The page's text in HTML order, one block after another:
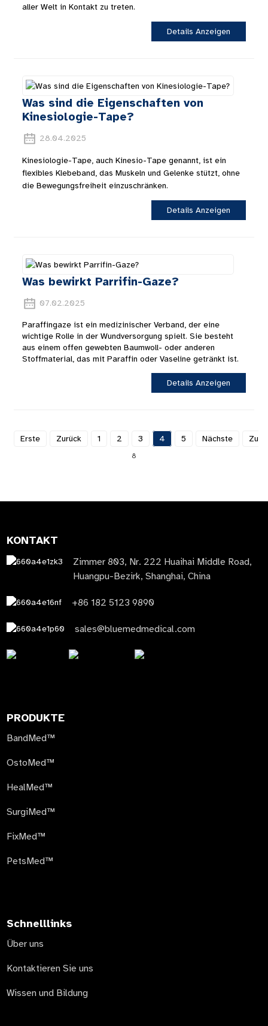
aller Welt in Kontakt zu treten.
Details Anzeigen
Was sind die Eigenschaften von
Kinesiologie-Tape?
28.04.2025
Kinesiologie-Tape, auch Kinesio-Tape genannt, ist ein
flexibles Klebeband, das Muskeln und Gelenke stützt, ohne
die Bewegungsfreiheit einzuschränken.
Details Anzeigen
Was bewirkt Parrifin-Gaze?
07.02.2025
Paraffingaze ist ein medizinischer Verband, der eine
wichtige Rolle in der Wundversorgung spielt. Sie besteht
aus einem offen gewebten Baumwoll- oder anderen
Stoffmaterial, das mit Paraffin oder Vaseline getränkt ist.
Details Anzeigen
Erste Zurück 1 2 3 4 5 Nächste
8
KONTAKT
Zimmer 803, Nr. 222 Huaihai Middle Road,
Huangpu-Bezirk, Shanghai, China
+86 182 5123 9890
sales@bluemedmedical.com
PRODUKTE
BandMed™
OstoMed™
HealMed™
SurgiMed™
FixMed™
PetsMed™
Schnelllinks
Über uns
Kontaktieren Sie uns
Wissen und Bildung